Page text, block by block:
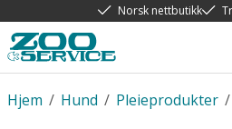
Norsk nettbutikk
/
Hjem /
Hund /
Pleieprodukter